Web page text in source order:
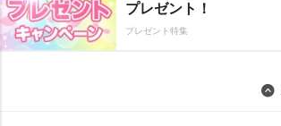
プレゼント！
プレゼント特集